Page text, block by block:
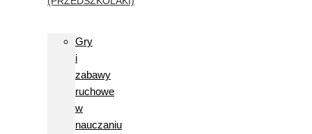
Gry
i
zabawy
ruchowe
w
nauczaniu